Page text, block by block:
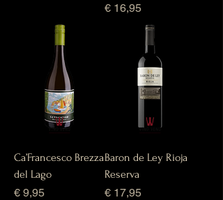
Prijs
€ 16,95
Ca’Francesco Brezza
del Lago
Prijs
€ 9,95
Baron de Ley Rioja
Reserva
Prijs
€ 17,95